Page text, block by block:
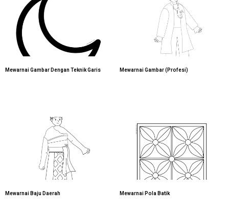
Mewarnai Gambar Dengan Teknik Garis Mewarnai Gambar (Profesi)
Mewarnai Baju Daerah Mewarnai Pola Batik